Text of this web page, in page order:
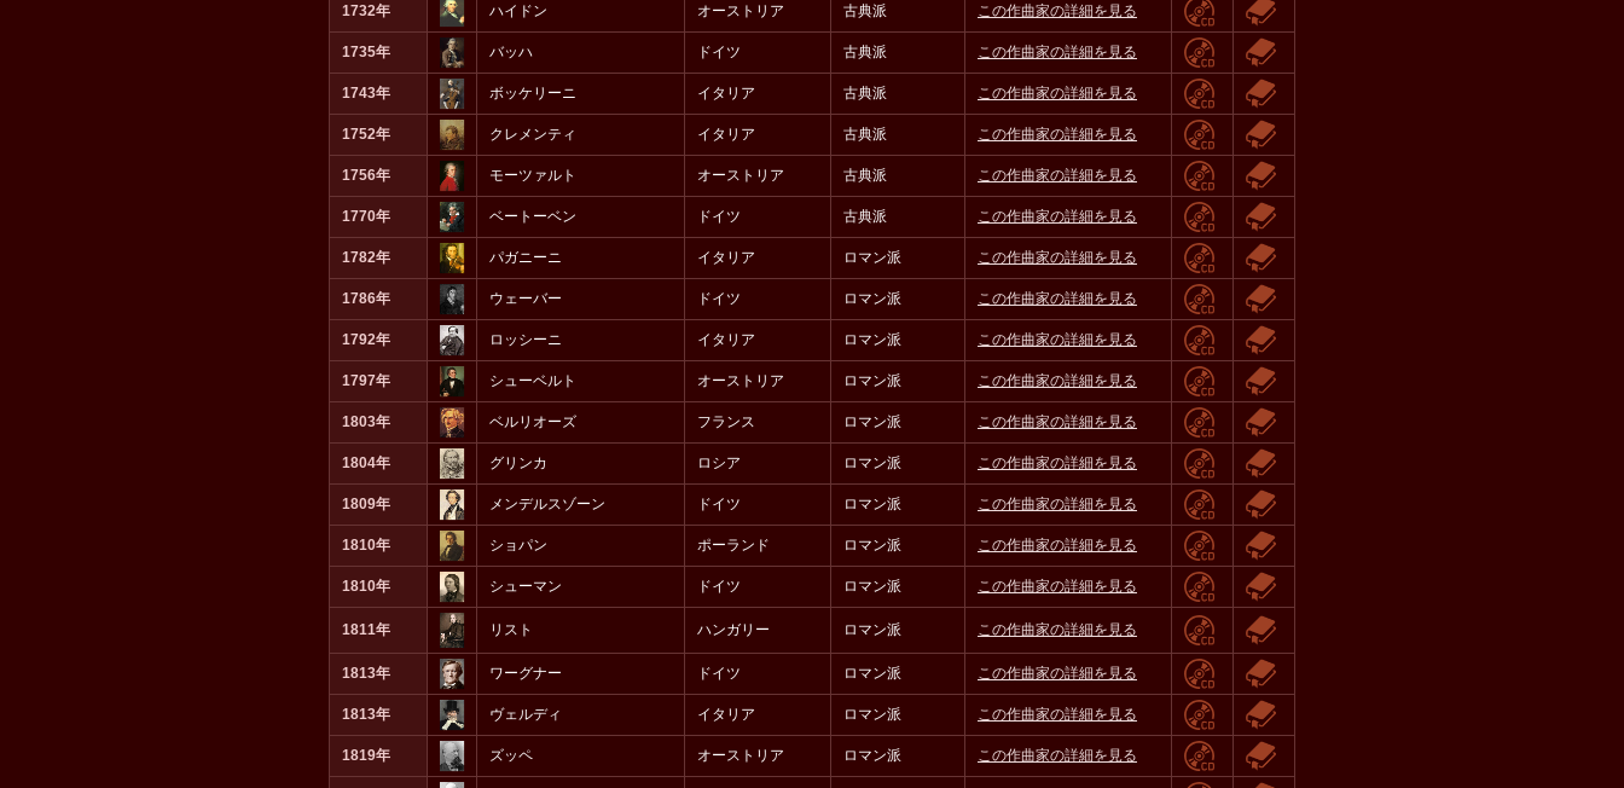
1732年 ハイドン オーストリア 古典派 この作曲家の詳細を見る
1735年 バッハ ドイツ 古典派 この作曲家の詳細を見る
1743年 ボッケリーニ イタリア 古典派 この作曲家の詳細を見る
1752年 クレメンティ イタリア 古典派 この作曲家の詳細を見る
1756年 モーツァルト オーストリア 古典派 この作曲家の詳細を見る
1770年 ベートーベン ドイツ 古典派 この作曲家の詳細を見る
1782年 パガニーニ イタリア ロマン派 この作曲家の詳細を見る
1786年 ウェーバー ドイツ ロマン派 この作曲家の詳細を見る
1792年 ロッシーニ イタリア ロマン派 この作曲家の詳細を見る
1797年 シューベルト オーストリア ロマン派 この作曲家の詳細を見る
1803年 ベルリオーズ フランス ロマン派 この作曲家の詳細を見る
1804年 グリンカ ロシア ロマン派 この作曲家の詳細を見る
1809年 メンデルスゾーン ドイツ ロマン派 この作曲家の詳細を見る
1810年 ショパン ポーランド ロマン派 この作曲家の詳細を見る
1810年 シューマン ドイツ ロマン派 この作曲家の詳細を見る
1811年 リスト ハンガリー ロマン派 この作曲家の詳細を見る
1813年 ワーグナー ドイツ ロマン派 この作曲家の詳細を見る
1813年 ヴェルディ イタリア ロマン派 この作曲家の詳細を見る
1819年 ズッペ オーストリア ロマン派 この作曲家の詳細を見る